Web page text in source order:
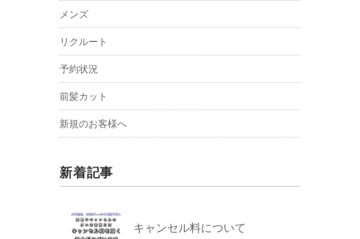
メンズ
リクルート
予約状況
前髪カット
新規のお客様へ
新着記事
キャンセル料について